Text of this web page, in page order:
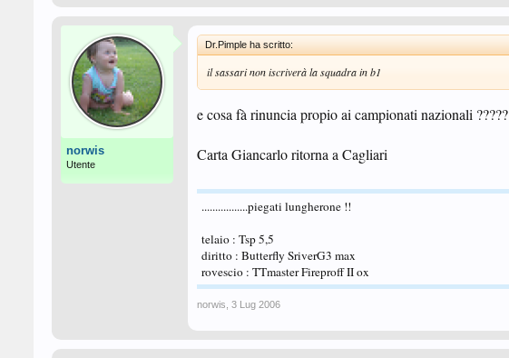
norwis
Utente
Dr.Pimple ha scritto:
il sassari non iscriverà la squadra in b1
e cosa fà rinuncia propio ai campionati nazionali ?????
Carta Giancarlo ritorna a Cagliari
.................piegati lungherone !!
telaio : Tsp 5,5
diritto : Butterfly SriverG3 max
rovescio : TTmaster Fireproff II ox
norwis 3 Lug 2006